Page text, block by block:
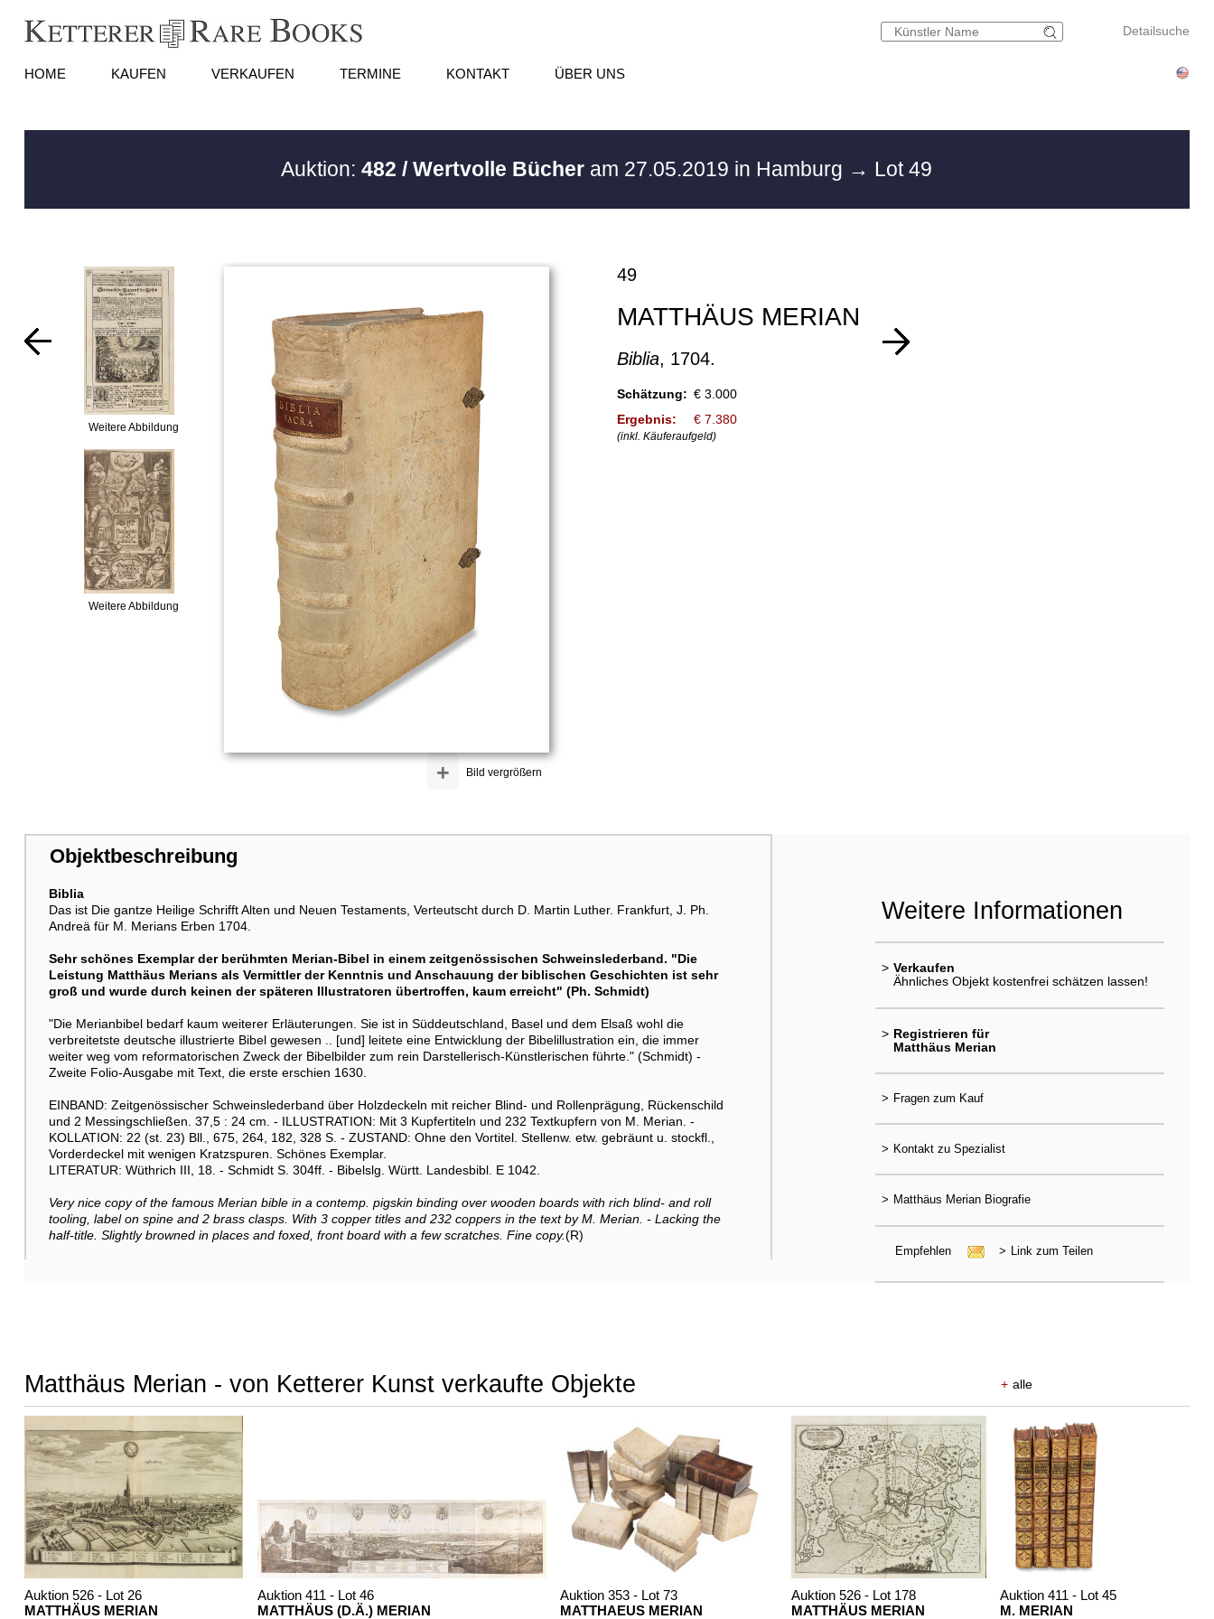
Detailsuche
HOME KAUFEN VERKAUFEN TERMINE KONTAKT ÜBER UNS
Auktion:482 / Wertvolle Bücher am 27.05.2019 in Hamburg → Lot 49
Weitere Abbildung
Weitere Abbildung
Bild vergrößern
+
49
MATTHÄUS MERIAN
Biblia, 1704.
Schätzung: € 3.000
Ergebnis:
€ 7.380
(inkl. Käuferaufgeld)
Objektbeschreibung
Biblia
Das ist Die gantze Heilige Schrifft Alten und Neuen Testaments, Verteutscht durch D. Martin Luther. Frankfurt, J. Ph.
Andreä für M. Merians Erben 1704.
Sehr schönes Exemplar der berühmten Merian-Bibel in einem zeitgenössischen Schweinslederband. "Die
Leistung Matthäus Merians als Vermittler der Kenntnis und Anschauung der biblischen Geschichten ist sehr
groß und wurde durch keinen der späteren Illustratoren übertroffen, kaum erreicht" (Ph. Schmidt)
"Die Merianbibel bedarf kaum weiterer Erläuterungen. Sie ist in Süddeutschland, Basel und dem Elsaß wohl die
verbreitetste deutsche illustrierte Bibel gewesen .. [und] leitete eine Entwicklung der Bibelillustration ein, die immer
weiter weg vom reformatorischen Zweck der Bibelbilder zum rein Darstellerisch-Künstlerischen führte." (Schmidt) -
Zweite Folio-Ausgabe mit Text, die erste erschien 1630.
EINBAND: Zeitgenössischer Schweinslederband über Holzdeckeln mit reicher Blind- und Rollenprägung, Rückenschild
und 2 Messingschließen. 37,5 : 24 cm. - ILLUSTRATION: Mit 3 Kupfertiteln und 232 Textkupfern von M. Merian. -
KOLLATION: 22 (st. 23) Bll., 675, 264, 182, 328 S. - ZUSTAND: Ohne den Vortitel. Stellenw. etw. gebräunt u. stockfl.,
Vorderdeckel mit wenigen Kratzspuren. Schönes Exemplar.
LITERATUR: Wüthrich III, 18. - Schmidt S. 304ff. - Bibelslg. Württ. Landesbibl. E 1042.
Very nice copy of the famous Merian bible in a contemp. pigskin binding over wooden boards with rich blind- and roll
tooling, label on spine and 2 brass clasps. With 3 copper titles and 232 coppers in the text by M. Merian. - Lacking the
half-title. Slightly browned in places and foxed, front board with a few scratches. Fine copy.(R)
Weitere Informationen
> Verkaufen
Ähnliches Objekt kostenfrei schätzen lassen!
> Registrieren für
Matthäus Merian
> Fragen zum Kauf
> Kontakt zu Spezialist
> Matthäus Merian Biografie
Empfehlen > Link zum Teilen
Matthäus Merian - von Ketterer Kunst verkaufte Objekte + alle
Auktion 526 - Lot 26
MATTHÄUS MERIAN
Auktion 411 - Lot 46
MATTHÄUS (D.Ä.) MERIAN
Auktion 353 - Lot 73
MATTHAEUS MERIAN
Auktion 526 - Lot 178
MATTHÄUS MERIAN
Auktion 411 - Lot 45
M. MERIAN